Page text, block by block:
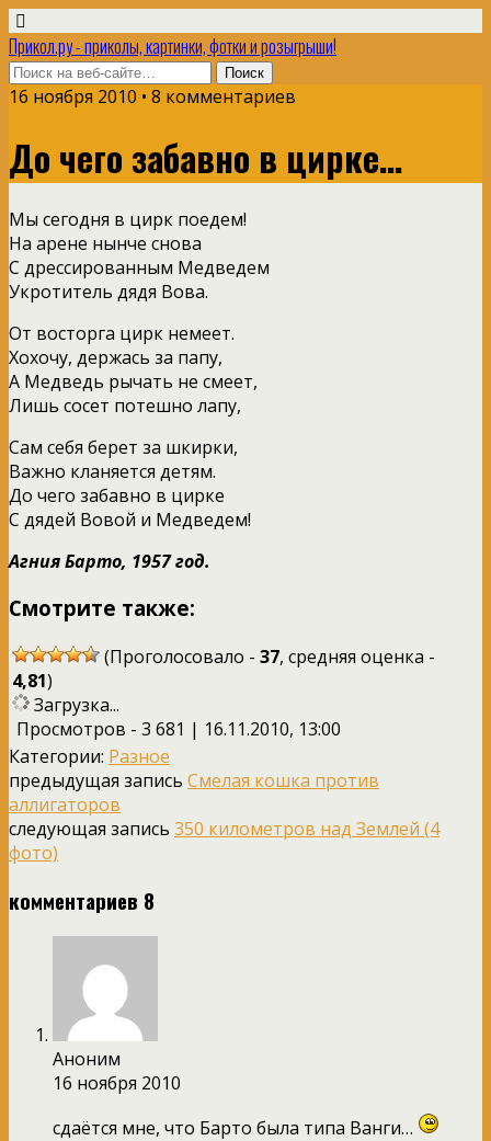
Прикол.ру - приколы, картинки, фотки и розыгрыши!
16 ноября 2010 • 8 комментариев
До чего забавно в цирке…
Мы сегодня в цирк поедем!
На арене нынче снова
С дрессированным Медведем
Укротитель дядя Вова.
От восторга цирк немеет.
Хохочу, держась за папу,
А Медведь рычать не смеет,
Лишь сосет потешно лапу,
Сам себя берет за шкирки,
Важно кланяется детям.
До чего забавно в цирке
С дядей Вовой и Медведем!
Агния Барто, 1957 год.
Смотрите также:
(Проголосовало - 37, средняя оценка -
4,81)
Загрузка...
Просмотров - 3 681 | 16.11.2010, 13:00
Категории: Разное
предыдущая запись Смелая кошка против
аллигаторов
следующая запись 350 километров над Землей (4
фото)
комментариев 8
Аноним
16 ноября 2010
сдаётся мне, что Барто была типа Ванги…